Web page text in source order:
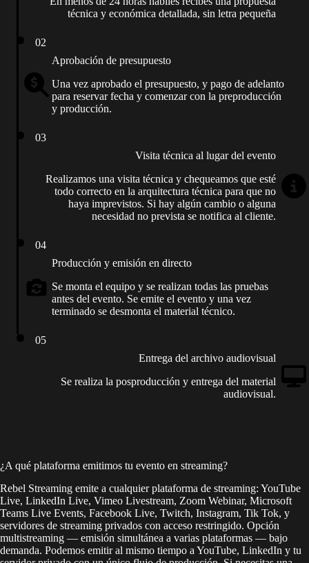
técnica y económica detallada, sin letra pequeña
02
Aprobación de presupuesto
Una vez aprobado el presupuesto, y pago de adelanto
para reservar fecha y comenzar con la preproducción
y producción.
03
Visita técnica al lugar del evento
Realizamos una visita técnica y chequeamos que esté
todo correcto en la arquitectura técnica para que no
haya imprevistos. Si hay algún cambio o alguna
necesidad no prevista se notifica al cliente.
04
Producción y emisión en directo
Se monta el equipo y se realizan todas las pruebas
antes del evento. Se emite el evento y una vez
terminado se desmonta el material técnico.
05
Entrega del archivo audiovisual
Se realiza la posproducción y entrega del material
audiovisual.
¿A qué plataforma emitimos tu evento en streaming?
Rebel Streaming emite a cualquier plataforma de streaming: YouTube
Live, LinkedIn Live, Vimeo Livestream, Zoom Webinar, Microsoft
Teams Live Events, Facebook Live, Twitch, Instagram, Tik Tok, y
servidores de streaming privados con acceso restringido. Opción
multistreaming — emisión simultánea a varias plataformas — bajo
demanda. Podemos emitir al mismo tiempo a YouTube, LinkedIn y tu